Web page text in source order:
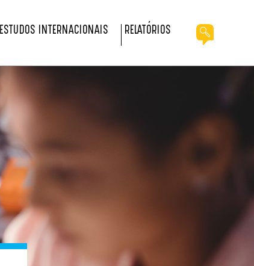
ESTUDOS INTERNACIONAIS RELATÓRIOS